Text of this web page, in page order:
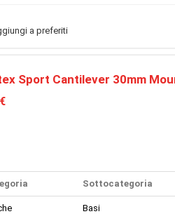
a preferiti
Sport Cantilever 30mm
Sottocategoria
Basi